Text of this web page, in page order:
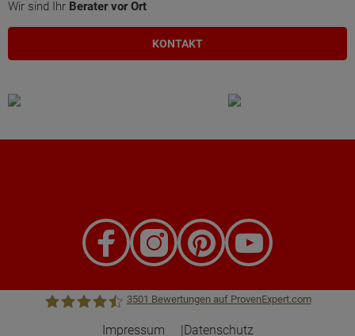
Wir sind Ihr Berater vor Ort
KONTAKT
3501 Bewertungen auf ProvenExpert.com
Impressum Datenschutz